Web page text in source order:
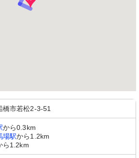
橋市若松2-3-51
から0.3km
場駅から1.2km
ら1.2km